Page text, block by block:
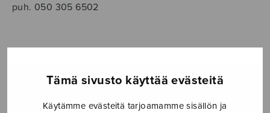
Tämä sivusto käyttää evästeitä
Käytämme evästeitä tarjoamamme sisällön ja
puh. 050 305 6502
Diskanttikuoro
Crucifixus